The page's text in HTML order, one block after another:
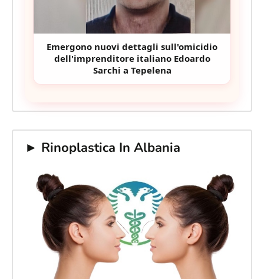
Emergono nuovi dettagli sull'omicidio
dell'imprenditore italiano Edoardo
Sarchi a Tepelena
► Rinoplastica In Albania